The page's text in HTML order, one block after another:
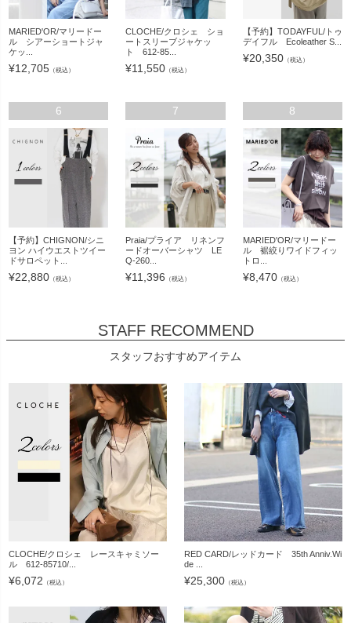
MARIED'OR/マリードー
ル シアーショートジャ
ケッ...
¥12,705 （税込）
CLOCHE/クロシェ ショ
ートスリーブジャケッ
ト 612-85...
¥11,550 （税込）
【予約】TODAYFUL/トゥ
デイフル Ecoleather S...
¥20,350（税込）
6
【予約】CHIGNON/シニ
ヨン ハイウエストツイー
ドサロペット...
¥22,880 （税込）
7
Praia/プライア リネンフ
ードオーバーシャツ LE
Q-260...
¥11,396 （税込）
8
MARIED'OR/マリードー
ル 裾絞りワイドフィッ
トロ...
¥8,470（税込）
STAFF RECOMMEND
スタッフおすすめアイテム
CLOCHE/クロシェ レースキャミソー
ル 612-85710/...
¥6,072 （税込）
RED CARD/レッドカード 35th Anniv.Wi
de ...
¥25,300 （税込）